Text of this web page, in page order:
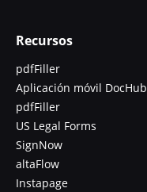
Recursos
pdfFiller
Aplicación móvil DocHub
pdfFiller
US Legal Forms
SignNow
altaFlow
Instapage